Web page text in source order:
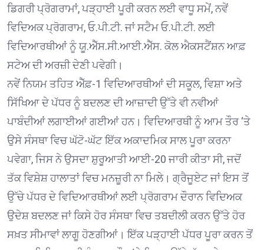
ਡਿਗਰੀ ਪ੍ਰੋਗਰਾਮਾਂ, ਪੜ੍ਹਾਈ ਪੂਰੀ ਕਰਨ ਲਈ ਵਾਧੂ ਸਮੇਂ, ਨਵੇਂ
ਵਿਦਿਅਕ ਪ੍ਰੋਗਰਾਮ, ਓ.ਪੀ.ਟੀ. ਜਾਂ ਸਟੈਮ ਓ.ਪੀ.ਟੀ. ਲਈ
ਵਿਦਿਆਰਥੀਆਂ ਨੂੰ ਯੂ.ਐੱਸ.ਸੀ.ਆਈ.ਐੱਸ. ਕੋਲ ਐਕਸਟੈਂਸ਼ਨ ਆਫ਼
ਸਟੇਅ ਦੀ ਅਰਜ਼ੀ ਦੇਣੀ ਪਵੇਗੀ।
ਨਵੇਂ ਨਿਯਮ ਤਹਿਤ ਐੱਫ਼-1 ਵਿਦਿਆਰਥੀਆਂ ਦੀ ਸਕੂਲ, ਵਿਸ਼ਾ ਅਤੇ
ਸਿੱਖਿਆ ਦੇ ਪੱਧਰ ਨੂੰ ਬਦਲਣ ਦੀ ਆਜ਼ਾਦੀ ਉੱਤੇ ਵੀ ਨਵੀਆਂ
ਪਾਬੰਦੀਆਂ ਲਗਾਈਆਂ ਗਈਆਂ ਹਨ। ਵਿਦਿਆਰਥੀ ਨੂੰ ਆਮ ਤੌਰ ‘ਤੇ
ਉਸੇ ਸੰਸਥਾ ਵਿਚ ਘੱਟੋ-ਘੱਟ ਇੱਕ ਅਕਾਦਮਿਕ ਸਾਲ ਪੂਰਾ ਕਰਨਾ
ਪਵੇਗਾ, ਜਿਸ ਨੇ ਉਸਦਾ ਸ਼ੁਰੂਆਤੀ ਆਈ-20 ਜਾਰੀ ਕੀਤਾ ਸੀ, ਜਦੋਂ
ਤੱਕ ਵਿਸ਼ੇਸ਼ ਹਾਲਾਤਾਂ ਵਿਚ ਮਨਜ਼ੂਰੀ ਨਾ ਮਿਲੇ। ਗ੍ਰੈਜੂਏਟ ਜਾਂ ਇਸ ਤੋਂ
ਉੱਚੇ ਪੱਧਰ ਦੇ ਵਿਦਿਆਰਥੀਆਂ ਲਈ ਪ੍ਰੋਗਰਾਮ ਦੌਰਾਨ ਵਿਦਿਅਕ
ਉਦੇਸ਼ ਬਦਲਣ ਜਾਂ ਕਿਸੇ ਹੋਰ ਸੰਸਥਾ ਵਿਚ ਤਬਦੀਲੀ ਕਰਨ ਉੱਤੇ ਹੋਰ
ਸਖ਼ਤ ਸੀਮਾਵਾਂ ਲਾਗੂ ਹੋਣਗੀਆਂ। ਇੱਕ ਪੜ੍ਹਾਈ ਪੱਧਰ ਪੂਰਾ ਕਰਨ ਤੋਂ